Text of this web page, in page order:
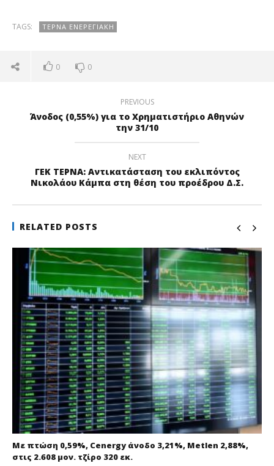
01/11/2018
TAGS: ΤΕΡΝΑ ΕΝΕΡΕΓΙΑΚΉ
0 0
PREVIOUS
Άνοδος (0,55%) για το Χρηματιστήριο Αθηνών
την 31/10
NEXT
ΓΕΚ ΤΕΡΝΑ: Αντικατάσταση του εκλιπόντος
Νικολάου Κάμπα στη θέση του προέδρου Δ.Σ.
RELATED POSTS
Με πτώση 0,59%, Cenergy άνοδο 3,21%, Metlen 2,88%,
στις 2.608 μον. τζίρο 320 εκ.